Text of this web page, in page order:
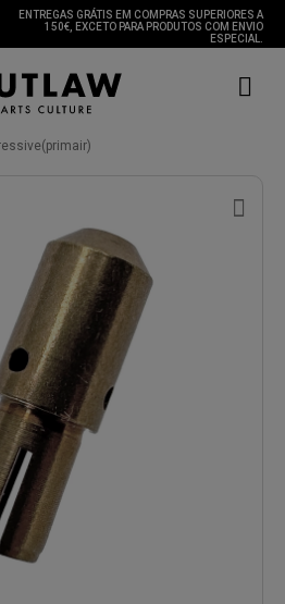
ENTREGAS GRÁTIS EM COMPRAS SUPERIORES A
150€, EXCETO PARA PRODUTOS COM ENVIO
ESPECIAL.